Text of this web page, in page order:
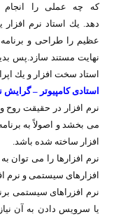
كه چه عملی را انجام
دهد. یك استاد نرم
عظیم را طراحی و برنامه
نهایت مستند سازد.پس
استاد سخت افزار و یك
استادی کامپیوتر – گرایش
نرم افزار در حقیقت
می بخشد و اصولاً به
افزار ساخته شده باشد
نرم افزارها را می توان
افزارهای سیستمی و نرم
نرم افزراهای سیستمی
یا سرویس دادن به آن